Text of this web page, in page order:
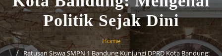
Politik Sejak Dini
Home
Ratusan Siswa SMPN 1 Bandung Kunjungi DPRD Kota Bandung: